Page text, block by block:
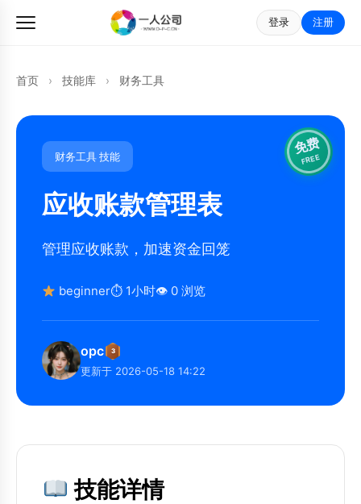
登录 注册
首页 › 技能库 › 财务工具
财务工具 技能
应收账款管理表
免费
FREE
管理应收账款，加速资金回笼
beginner⏱ 1小时👁 0 浏览
opc 3
更新于 2026-05-18 14:22
技能详情